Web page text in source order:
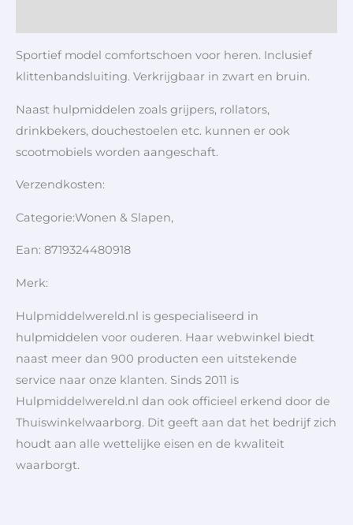
Sportief model comfortschoen voor heren. Inclusief
klittenbandsluiting. Verkrijgbaar in zwart en bruin.
Naast hulpmiddelen zoals grijpers, rollators,
drinkbekers, douchestoelen etc. kunnen er ook
scootmobiels worden aangeschaft.
Verzendkosten:
Categorie:Wonen & Slapen,
Ean: 8719324480918
Merk:
Hulpmiddelwereld.nl is gespecialiseerd in
hulpmiddelen voor ouderen. Haar webwinkel biedt
naast meer dan 900 producten een uitstekende
service naar onze klanten. Sinds 2011 is
Hulpmiddelwereld.nl dan ook officieel erkend door de
Thuiswinkelwaarborg. Dit geeft aan dat het bedrijf zich
houdt aan alle wettelijke eisen en de kwaliteit
waarborgt.